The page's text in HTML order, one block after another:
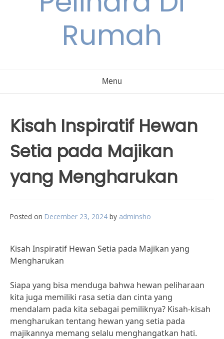
Rumah
Menu
Kisah Inspiratif Hewan
Setia pada Majikan
yang Mengharukan
Posted on December 23, 2024 by adminsho
Kisah Inspiratif Hewan Setia pada Majikan yang
Mengharukan
Siapa yang bisa menduga bahwa hewan peliharaan
kita juga memiliki rasa setia dan cinta yang
mendalam pada kita sebagai pemiliknya? Kisah-kisah
mengharukan tentang hewan yang setia pada
majikannya memang selalu menghangatkan hati.